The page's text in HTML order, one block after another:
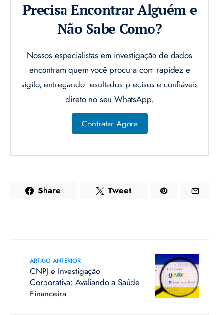
Precisa Encontrar Alguém e
Não Sabe Como?
Nossos especialistas em investigação de dados
encontram quem você procura com rapidez e
sigilo, entregando resultados precisos e confiáveis
direto no seu WhatsApp.
Contratar Agora
Share Tweet
ARTIGO ANTERIOR
CNPJ e Investigação
Corporativa: Avaliando a Saúde
Financeira